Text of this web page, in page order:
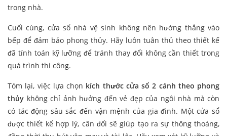
trong nhà.
Cuối cùng, cửa sổ nhà vệ sinh không nên hướng thẳng vào
bếp để đảm bảo phong thủy. Hãy luôn tuân thủ theo thiết kế
đã tính toán kỹ lưỡng để tránh thay đổi không cần thiết trong
quá trình thi công.
Tóm lại, việc lựa chọn kích thước cửa sổ 2 cánh theo phong
thủy không chỉ ảnh hưởng đến vẻ đẹp của ngôi nhà mà còn
có tác động sâu sắc đến vận mệnh của gia đình. Một cửa sổ
được thiết kế hợp lý, cân đối sẽ giúp tạo ra sự thông thoáng,